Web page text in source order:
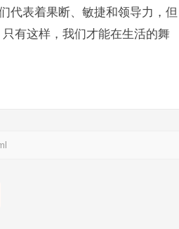
代表着果断、敏捷和领导力，但
有这样，我们才能在生活的舞